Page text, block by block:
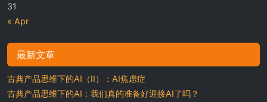
« Apr
31
最新文章
古典产品思维下的AI（II）：AI焦虑症
古典产品思维下的AI：我们真的准备好迎接AI了吗？